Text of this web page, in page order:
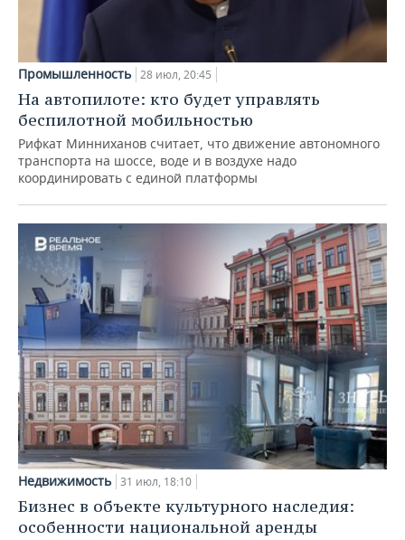
Промышленность 28 июл, 20:45
На автопилоте: кто будет управлять
беспилотной мобильностью
Рифкат Минниханов считает, что движение автономного
транспорта на шоссе, воде и в воздухе надо
координировать с единой платформы
Недвижимость 31 июл, 18:10
Бизнес в объекте культурного наследия:
особенности национальной аренды